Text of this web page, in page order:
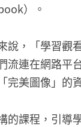
）。
說，「學習觀
流連在網路平
完美圖像」的
的課程，引導